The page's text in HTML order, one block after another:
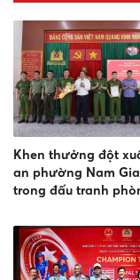
Khen thưởng đột
an phường Nam
trong đấu tranh